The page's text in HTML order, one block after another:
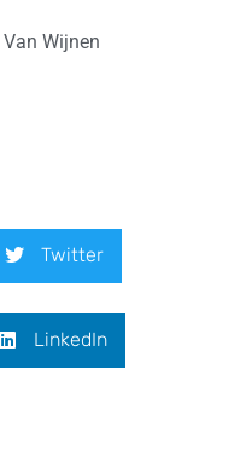
Van Wijnen
Twitter
LinkedIn